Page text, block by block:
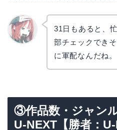
31日もあると、
部チェックでき
に軍配なんだね。
③作品数・ジャン
U-NEXT【勝者：U-